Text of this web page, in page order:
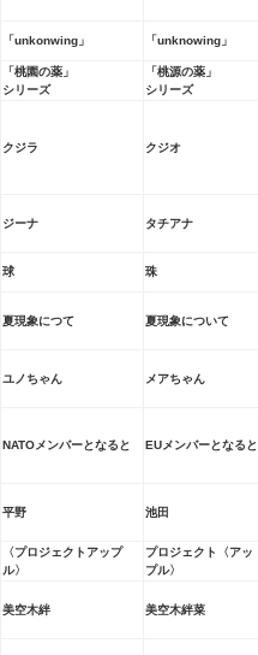
「unkonwing」 「unknowing」
「桃園の薬」
シリーズ
「桃源の薬」
シリーズ
クジラ クジオ
ジーナ タチアナ
球 珠
夏現象につて 夏現象について
ユノちゃん メアちゃん
NATOメンバーとなると EUメンバーとなると
平野 池田
〈プロジェクトアップ
ル〉
プロジェクト
〈アッ
プル〉
美空木絆 美空木絆菜